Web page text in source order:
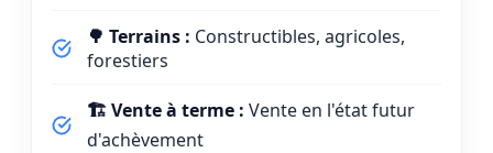
🌳 Terrains : Constructibles, agricoles,
forestiers
🏗️ Vente à terme : Vente en l'état futur
d'achèvement